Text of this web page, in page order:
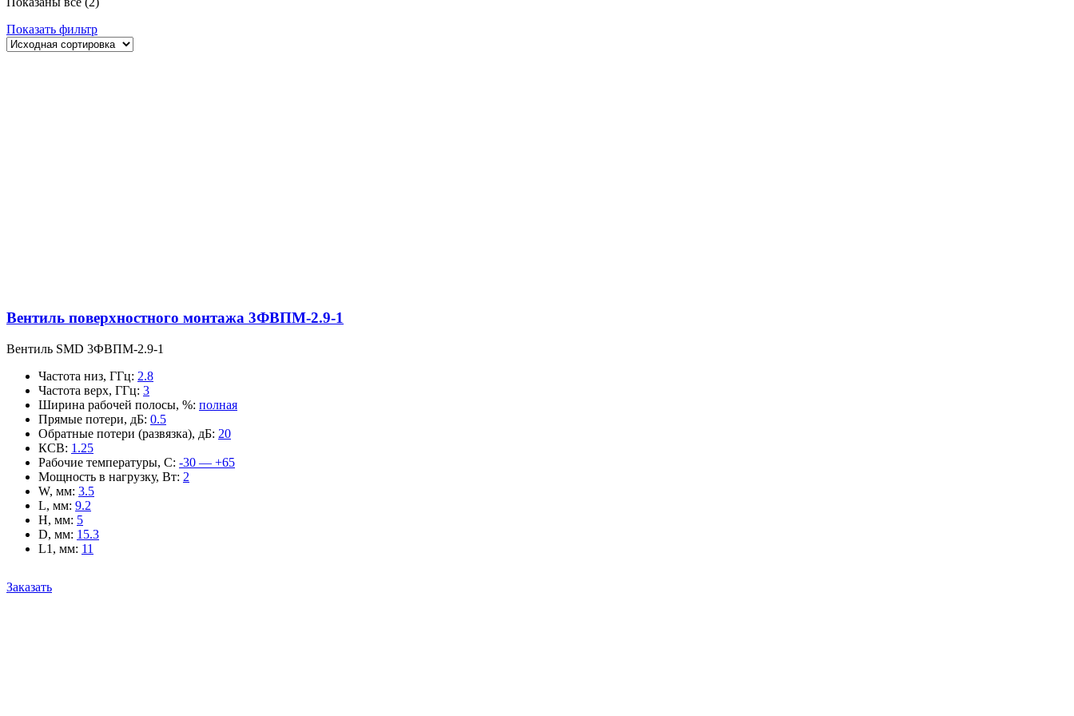
Показать фильтр
Вентиль поверхностного монтажа 3ФВПМ-2.9-1
Вентиль SMD 3ФВПМ-2.9-1
Частота низ, ГГц: 2.8
Частота верх, ГГц: 3
Ширина рабочей полосы, %: полная
Прямые потери, дБ: 0.5
Обратные потери (развязка), дБ: 20
КСВ: 1.25
Рабочие температуры, С: -30 — +65
Мощность в нагрузку, Вт: 2
W, мм: 3.5
L, мм: 9.2
H, мм: 5
D, мм: 15.3
L1, мм: 11
Заказать